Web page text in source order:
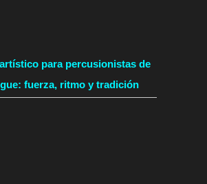
para percusionistas de
fuerza, ritmo y tradición